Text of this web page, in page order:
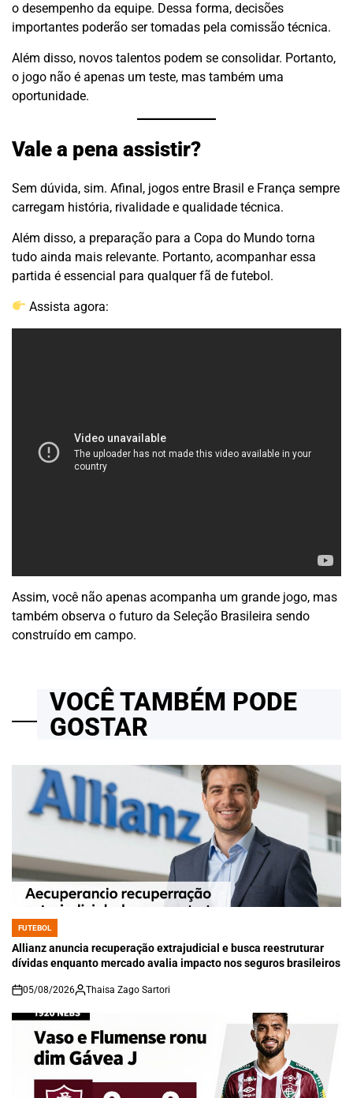
o desempenho da equipe. Dessa forma, decisões
importantes poderão ser tomadas pela comissão técnica.
Além disso, novos talentos podem se consolidar. Portanto,
o jogo não é apenas um teste, mas também uma
oportunidade.
Vale a pena assistir?
Sem dúvida, sim. Afinal, jogos entre Brasil e França sempre
carregam história, rivalidade e qualidade técnica.
Além disso, a preparação para a Copa do Mundo torna
tudo ainda mais relevante. Portanto, acompanhar essa
partida é essencial para qualquer fã de futebol.
Assista agora:
Assim, você não apenas acompanha um grande jogo, mas
também observa o futuro da Seleção Brasileira sendo
construído em campo.
VOCÊ TAMBÉM PODE
GOSTAR
POSTED
IN
FUTEBOL
Allianz anuncia recuperação extrajudicial e busca reestruturar
dívidas enquanto mercado avalia impacto nos seguros brasileiros
on
05/08/2026 Thaisa Zago Sartori